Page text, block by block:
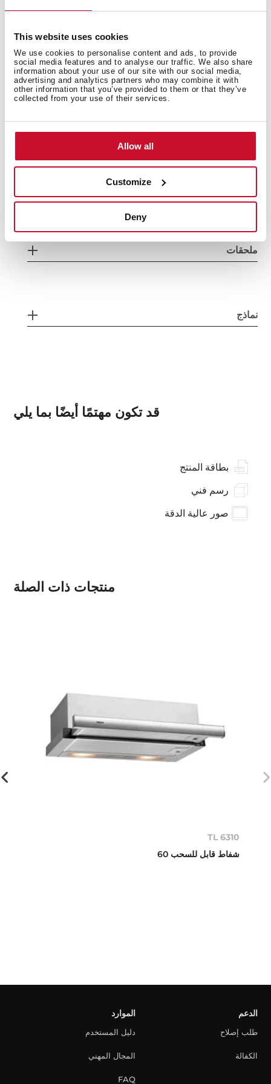
This website uses cookies
We use cookies to personalise content and ads, to provide
social media features and to analyse our traffic. We also share
information about your use of our site with our social media,
advertising and analytics partners who may combine it with
other information that you’ve provided to them or that they’ve
collected from your use of their services.
Allow all
Customize
Deny
المقاسات العامة
ملحقات
نماذج
قد تكون مهتمًا أيضًا بما يلي
بطاقة المنتج
رسم فني
صور عالية الدقة
منتجات ذات الصلة
TL 6310
شفاط قابل للسحب 60
الدعم
طلب إصلاح
الكفالة
الموارد
دليل المستخدم
المجال المهني
FAQ